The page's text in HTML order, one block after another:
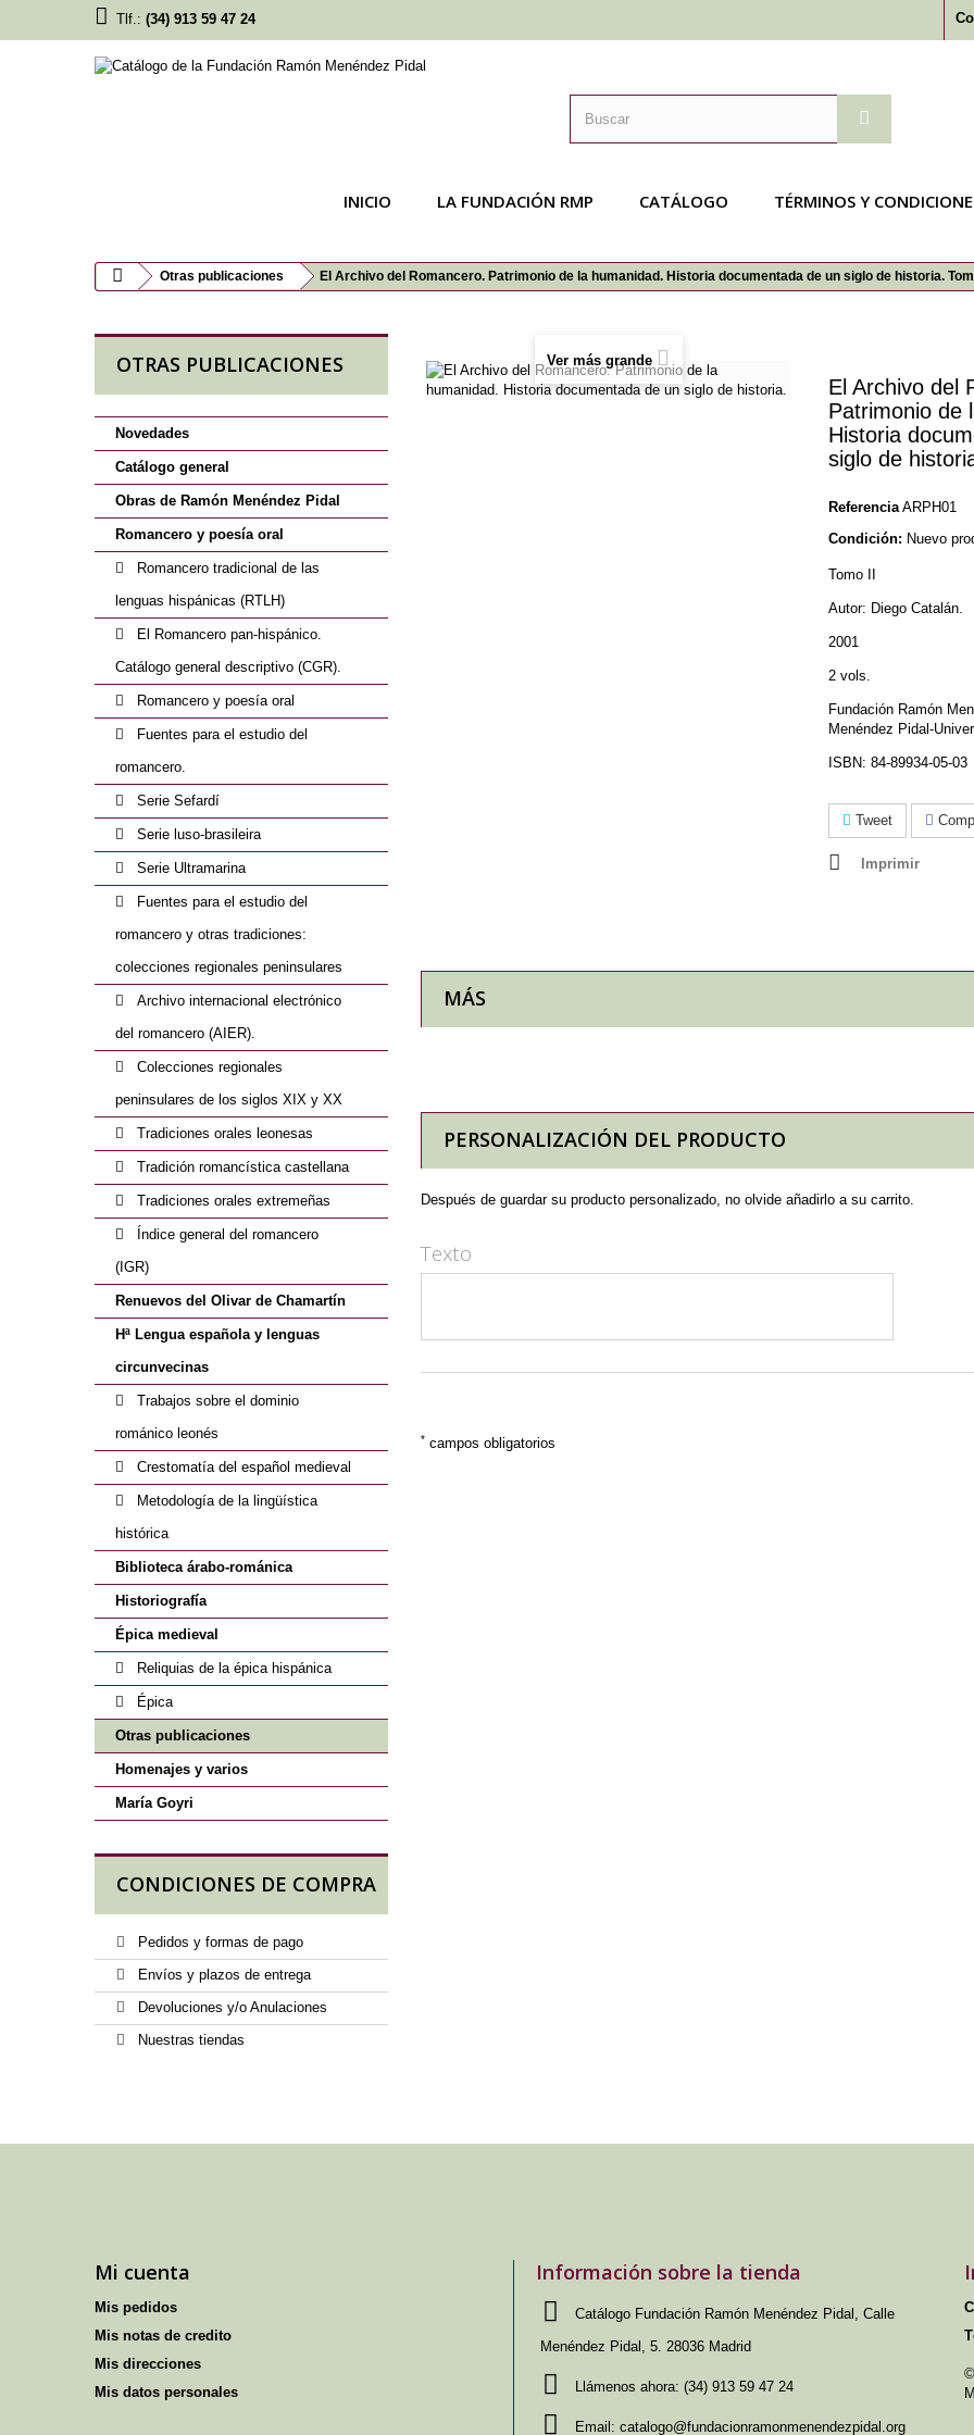
Tlf.: (34) 913 59 47 24
INICIO LA FUNDACIÓN RMP CATÁLOGO TÉRMINOS Y
Otras publicaciones El Archivo del Romancero. Patrimonio de la humanidad. Historia documentada de un siglo de historia.
OTRAS PUBLICACIONES
Novedades
Catálogo general
Obras de Ramón Menéndez Pidal
Romancero y poesía oral
Romancero tradicional de las
lenguas hispánicas (RTLH)
El Romancero pan-hispánico.
Catálogo general descriptivo (CGR).
Romancero y poesía oral
Fuentes para el estudio del
romancero.
Serie Sefardí
Serie luso-brasileira
Serie Ultramarina
Fuentes para el estudio del
romancero y otras tradiciones:
colecciones regionales peninsulares
Archivo internacional electrónico
del romancero (AIER).
Colecciones regionales
peninsulares de los siglos XIX y XX
Tradiciones orales leonesas
Tradición romancística castellana
Tradiciones orales extremeñas
Índice general del romancero
(IGR)
Renuevos del Olivar de Chamartín
Hª Lengua española y lenguas
circunvecinas
Trabajos sobre el dominio
románico leonés
Crestomatía del español medieval
Metodología de la lingüística
histórica
Biblioteca árabo-románica
Historiografía
Épica medieval
Reliquias de la épica hispánica
Épica
Otras publicaciones
Homenajes y varios
María Goyri
CONDICIONES DE COMPRA
Pedidos y formas de pago
Envíos y plazos de entrega
Devoluciones y/o Anulaciones
Nuestras tiendas
Ver más grande
El Archivo del
Patrimonio de
Historia
siglo de
Referencia ARPH01
Condición: Nuevo
Tomo II
Autor: Diego Catalán.
2001
2 vols.
Fundación Ramón
Menéndez Pidal-
ISBN: 84-89934-05-03
Tweet
Imprimir
MÁS
PERSONALIZACIÓN DEL PRODUCTO
Después de guardar su producto personalizado, no olvide añadirlo a su carrito.
Texto
* campos obligatorios
Mi cuenta
Mis pedidos
Mis notas de credito
Mis direcciones
Mis datos personales
Información sobre la tienda
Catálogo Fundación Ramón Menéndez Pidal, Calle
Menéndez Pidal, 5. 28036 Madrid
Llámenos ahora: (34) 913 59 47 24
Email: catalogo@fundacionramonmenendezpidal.org